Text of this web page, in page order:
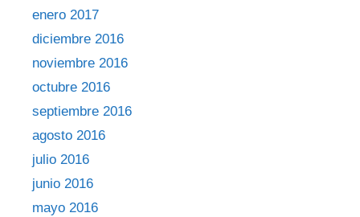
enero 2017
diciembre 2016
noviembre 2016
octubre 2016
septiembre 2016
agosto 2016
julio 2016
junio 2016
mayo 2016